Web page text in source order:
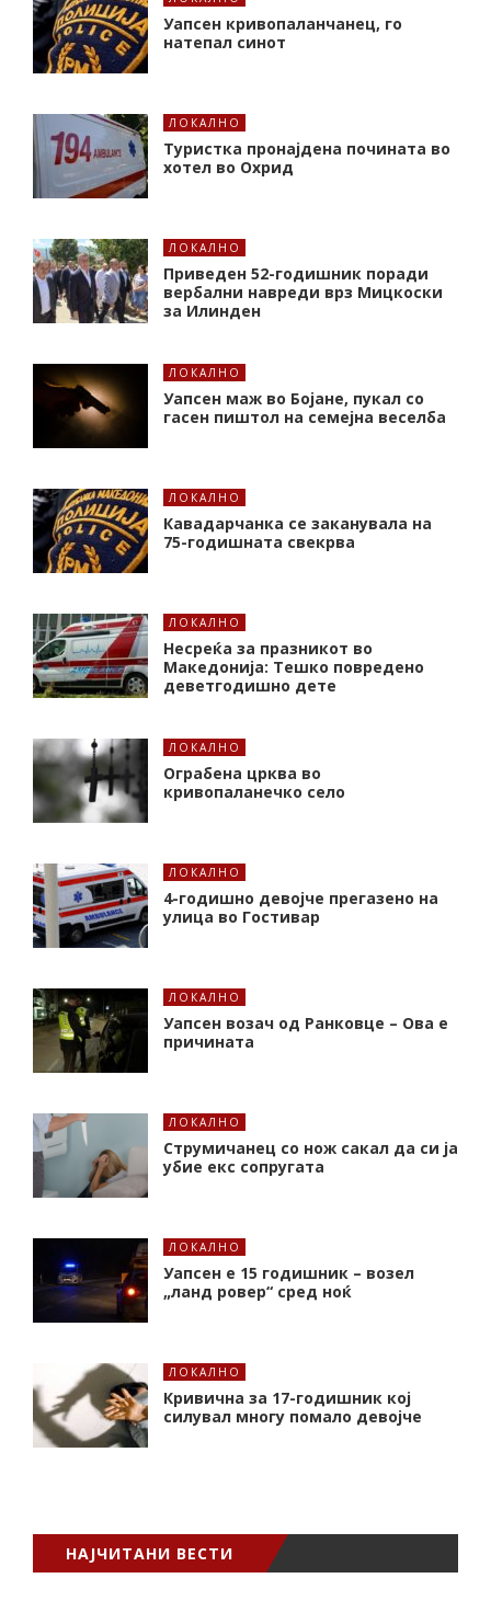
Уапсен кривопаланчанец, го
натепал синот
ЛОКАЛНО
Туристка пронајдена почината во
хотел во Охрид
ЛОКАЛНО
Приведен 52-годишник поради
вербални навреди врз Мицкоски
за Илинден
ЛОКАЛНО
Уапсен маж во Бојане, пукал со
гасен пиштол на семејна веселба
ЛОКАЛНО
Кавадарчанка се заканувала на
75-годишната свекрва
ЛОКАЛНО
Несреќа за празникот во
Македонија: Тешко повредено
деветгодишно дете
ЛОКАЛНО
Ограбена црква во
кривопаланечко село
ЛОКАЛНО
4-годишно девојче прегазено на
улица во Гостивар
ЛОКАЛНО
Уапсен возач од Ранковце – Ова е
причината
ЛОКАЛНО
Струмичанец со нож сакал да си ја
убие екс сопругата
ЛОКАЛНО
Уапсен е 15 годишник – возел
„ланд ровер“ сред ноќ
ЛОКАЛНО
Кривична за 17-годишник кој
силувал многу помало девојче
НАЈЧИТАНИ ВЕСТИ